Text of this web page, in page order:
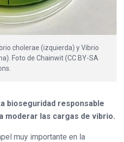
cholerae (izquierda) y Vibrio
Foto de Chainwit (CC BY-SA
bioseguridad responsable
moderar las cargas de vibrio.
muy importante en la